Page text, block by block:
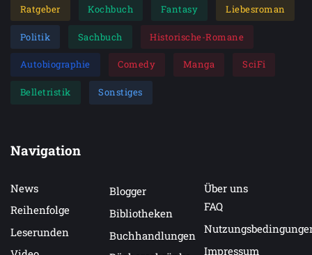
Ratgeber Kochbuch Fantasy Liebesroman
Politik Sachbuch Historische-Romane
Autobiographie Comedy Manga SciFi
Belletristik Sonstiges
Navigation
News
Reihenfolge
Leserunden
Blogger
Bibliotheken
Buchhandlungen
Über uns
FAQ
Impressum